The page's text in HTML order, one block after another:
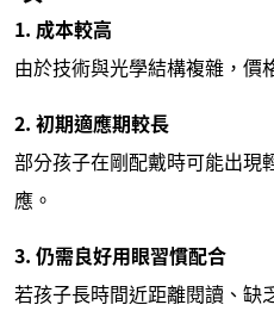
1. 成本較高
由於技術與光學結構複雜，價
2. 初期適應期較長
部分孩子在剛配戴時可能出現
應。
3. 仍需良好用眼習慣配合
若孩子長時間近距離閱讀、缺